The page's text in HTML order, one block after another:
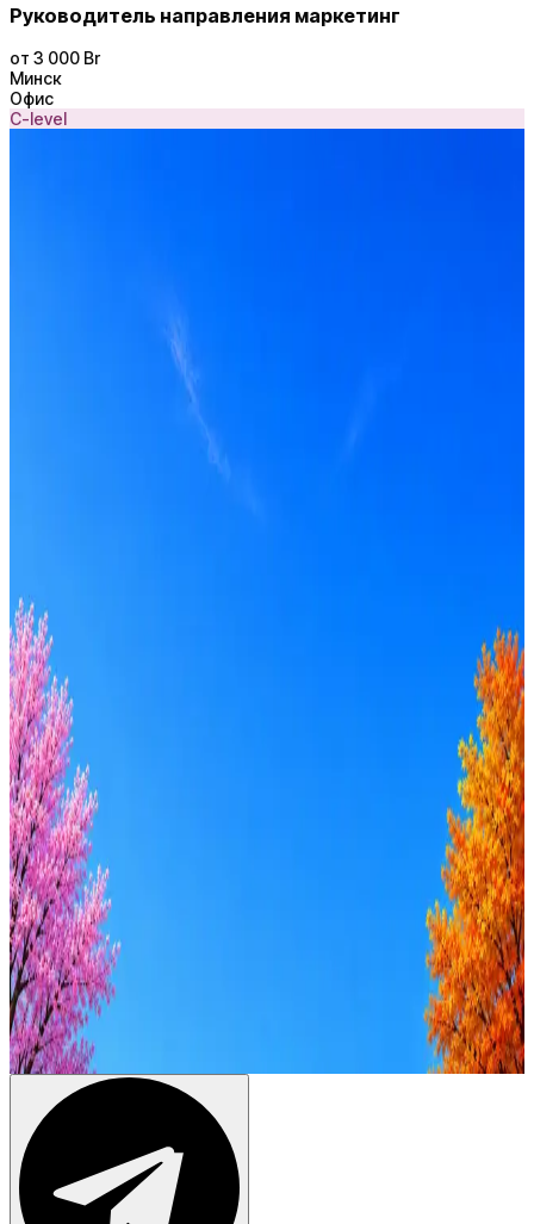
Руководитель направления маркетинг
от 3 000 Br
Минск
Офис
C-level
Формат
Удалённо
Грейд
Intern
Зарплата
от 50к
от 350к
Стратегия поиска с AI: рынки, позиции, вилка, каналы
Ежедневный подбор из 600+ источников
AI генерация сопроводительных писем